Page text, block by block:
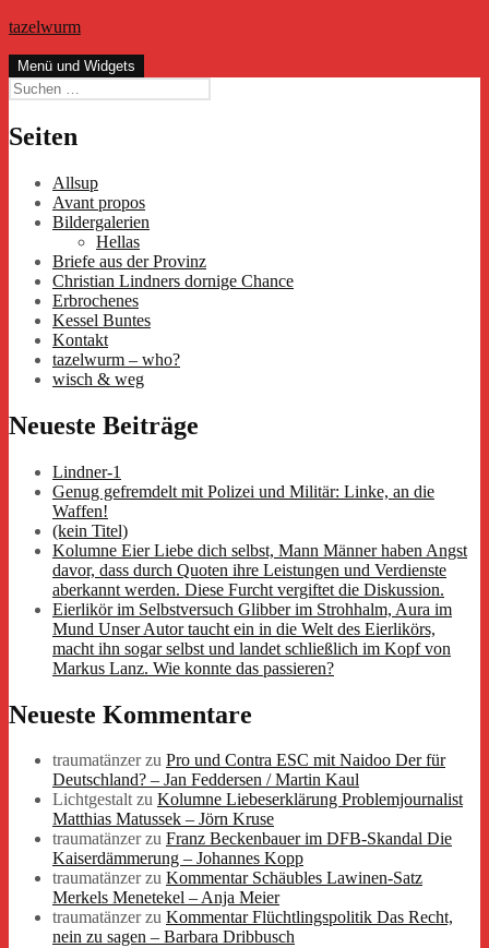
Zum
springen
tazelwurm
Menü und Widgets
Suchen
nach:
Seiten
Allsup
Avant propos
Bildergalerien
Hellas
Briefe aus der Provinz
Christian Lindners dornige Chance
Erbrochenes
Kessel Buntes
Kontakt
tazelwurm – who?
wisch & weg
Neueste Beiträge
Lindner-1
Genug gefremdelt mit Polizei und Militär: Linke, an die
Waffen!
(kein Titel)
Kolumne Eier Liebe dich selbst, Mann Männer haben Angst
davor, dass durch Quoten ihre Leistungen und Verdienste
aberkannt werden. Diese Furcht vergiftet die Diskussion.
Eierlikör im Selbstversuch Glibber im Strohhalm, Aura im
Mund Unser Autor taucht ein in die Welt des Eierlikörs,
macht ihn sogar selbst und landet schließlich im Kopf von
Markus Lanz. Wie konnte das passieren?
Neueste Kommentare
traumatänzerzu Pro und Contra ESC mit Naidoo Der für
Deutschland? – Jan Feddersen / Martin Kaul
Lichtgestaltzu Kolumne Liebeserklärung Problemjournalist
Matthias Matussek – Jörn Kruse
traumatänzerzu Franz Beckenbauer im DFB-Skandal Die
Kaiserdämmerung – Johannes Kopp
traumatänzerzu Kommentar Schäubles Lawinen-Satz
Merkels Menetekel – Anja Meier
traumatänzerzu Kommentar Flüchtlingspolitik Das Recht,
nein zu sagen – Barbara Dribbusch